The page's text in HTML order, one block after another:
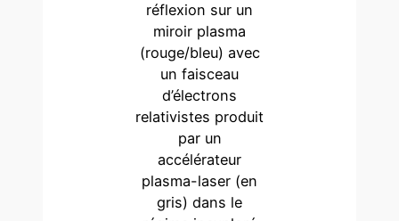
réflexion sur un
miroir plasma
(rouge/bleu) avec
un faisceau
d’électrons
relativistes produit
par un
accélérateur
plasma-laser (en
gris) dans le